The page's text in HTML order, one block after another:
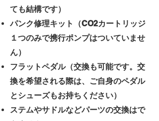
ても結構です）
パンク修理キット（CO2カートリッジ
１つのみで携行ポンプはついていませ
ん）
フラットペダル（交換も可能です。交
換を希望される際は、ご自身のペダル
とシューズもお持ちください）
ステムやサドルなどパーツの交換はで